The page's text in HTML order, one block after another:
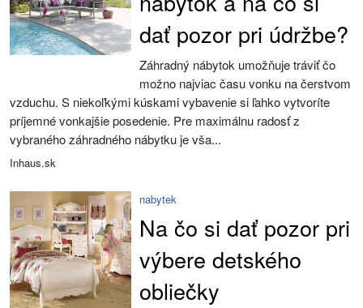
dať pozor pri údržbe?
Záhradný nábytok umožňuje tráviť čo
možno najviac času vonku na čerstvom
vzduchu. S niekoľkými kúskami vybavenie si ľahko vytvoríte
príjemné vonkajšie posedenie. Pre maximálnu radosť z
vybraného záhradného nábytku je vša...
Inhaus.sk
nabytek
Na čo si dať pozor pri
výbere detského
obliečky